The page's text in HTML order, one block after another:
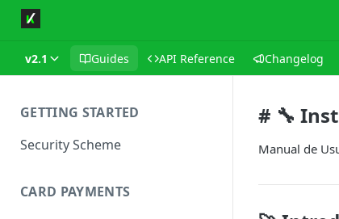
v2.1 Guides API Reference Changelog
GETTING STARTED
Security Scheme
CARD PAYMENTS
# 🔧
Manual de